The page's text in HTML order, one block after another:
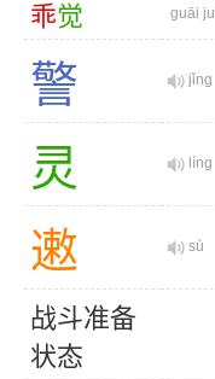
乖觉 guāi
警 jǐng
灵 líng
遫 sù
战斗准备
状态